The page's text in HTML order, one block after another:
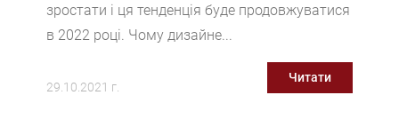
зростати і ця тенденція буде продовжуватися
в 2022 році. Чому дизайне...
29.10.2021 г.
Читати